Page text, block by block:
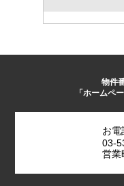
物件
「ホームペ
お電
03-
営業